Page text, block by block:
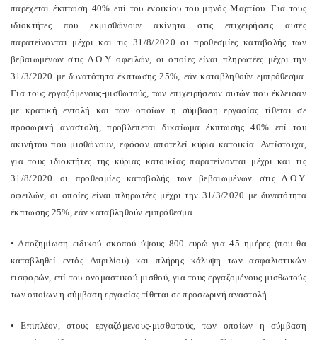
παρέχεται έκπτωση 40% επί του ενοικίου του μηνός Μαρτίου. Για τους
ιδιοκτήτες που εκμισθώνουν ακίνητα στις επιχειρήσεις αυτές
παρατείνονται μέχρι και τις 31/8/2020 οι προθεσμίες καταβολής των
βεβαιωμένων στις Δ.Ο.Υ. οφειλών, οι οποίες είναι πληρωτέες μέχρι την
31/3/2020 με δυνατότητα έκπτωσης 25%, εάν καταβληθούν εμπρόθεσμα.
Για τους εργαζόμενους-μισθωτούς, των επιχειρήσεων αυτών που έκλεισαν
με κρατική εντολή και των οποίων η σύμβαση εργασίας τίθεται σε
προσωρινή αναστολή, προβλέπεται δικαίωμα έκπτωσης 40% επί του
ακινήτου που μισθώνουν, εφόσον αποτελεί κύρια κατοικία. Αντίστοιχα,
για τους ιδιοκτήτες της κύριας κατοικίας παρατείνονται μέχρι και τις
31/8/2020 οι προθεσμίες καταβολής των βεβαιωμένων στις Δ.Ο.Υ.
οφειλών, οι οποίες είναι πληρωτέες μέχρι την 31/3/2020 με δυνατότητα
έκπτωσης 25%, εάν καταβληθούν εμπρόθεσμα.
• Αποζημίωση ειδικού σκοπού ύψους 800 ευρώ για 45 ημέρες (που θα
καταβληθεί εντός Απριλίου) και πλήρης κάλυψη των ασφαλιστικών
εισφορών, επί του ονομαστικού μισθού, για τους εργαζομένους-μισθωτούς
των οποίων η σύμβαση εργασίας τίθεται σε προσωρινή αναστολή.
• Επιπλέον, στους εργαζόμενους-μισθωτούς, των οποίων η σύμβαση